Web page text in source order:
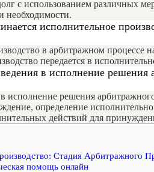
с использованием различных
необходимости.
исполнительное
в арбитражном процессе
передается в
в исполнение решения
исполнение решения
определение
действий для
Стадия Арбитражного
помощь онлайн